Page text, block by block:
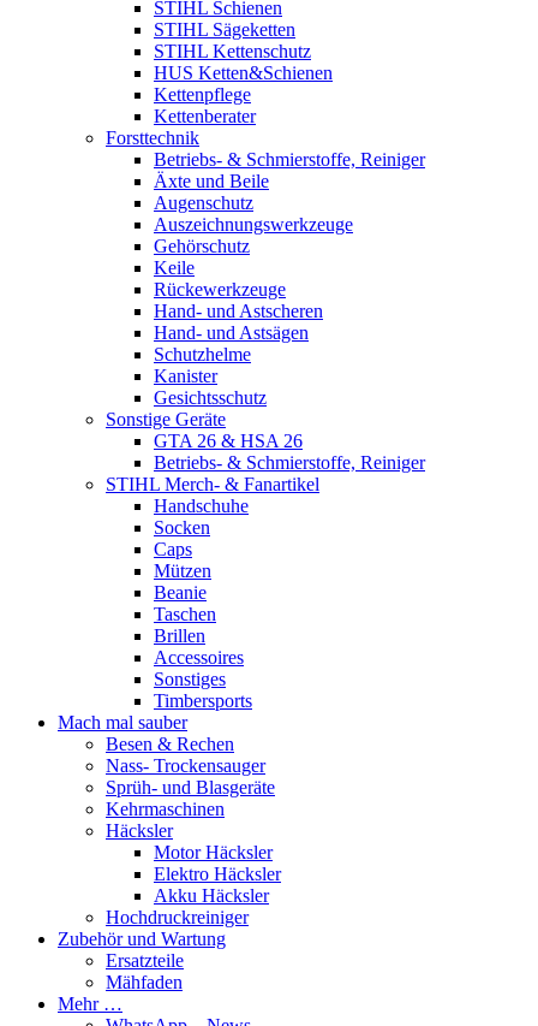
STIHL Schienen
STIHL Sägeketten
STIHL Kettenschutz
HUS Ketten&Schienen
Kettenpflege
Kettenberater
Forsttechnik
Betriebs- & Schmierstoffe, Reiniger
Äxte und Beile
Augenschutz
Auszeichnungswerkzeuge
Gehörschutz
Keile
Rückewerkzeuge
Hand- und Astscheren
Hand- und Astsägen
Schutzhelme
Kanister
Gesichtsschutz
Sonstige Geräte
GTA 26 & HSA 26
Betriebs- & Schmierstoffe, Reiniger
STIHL Merch- & Fanartikel
Handschuhe
Socken
Caps
Mützen
Beanie
Taschen
Brillen
Accessoires
Sonstiges
Timbersports
Mach mal sauber
Besen & Rechen
Nass- Trockensauger
Sprüh- und Blasgeräte
Kehrmaschinen
Häcksler
Motor Häcksler
Elektro Häcksler
Akku Häcksler
Hochdruckreiniger
Zubehör und Wartung
Ersatzteile
Mähfaden
Mehr …